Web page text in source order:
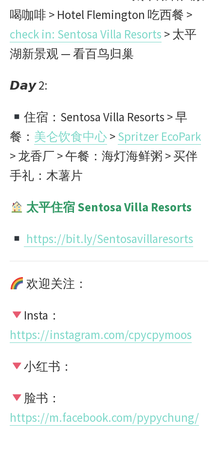
喝咖啡 > Hotel Flemington 吃西餐 >
check in: Sentosa Villa Resorts >太平
湖新景观—看百鸟归巢
𝘿𝙖𝙮2:
住宿： Sentosa Villa Resorts >早
餐： 美仑饮食中心>Spritzer EcoPark
>龙香厂 >午餐：海灯海鲜粥 >买伴
手礼：木薯片
太平住宿Sentosa Villa Resorts
https://bit.ly/Sentosavillaresorts
欢迎关注：
Insta ：
https://instagram.com/cpycpymoos
小红书：
脸书：
https://m.facebook.com/pypychung/